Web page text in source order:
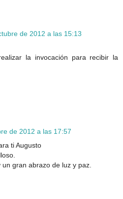
de 2012 a las 15:13
la invocación para recibir la
de 2012 a las 17:57
ti Augusto
gran abrazo de luz y paz.